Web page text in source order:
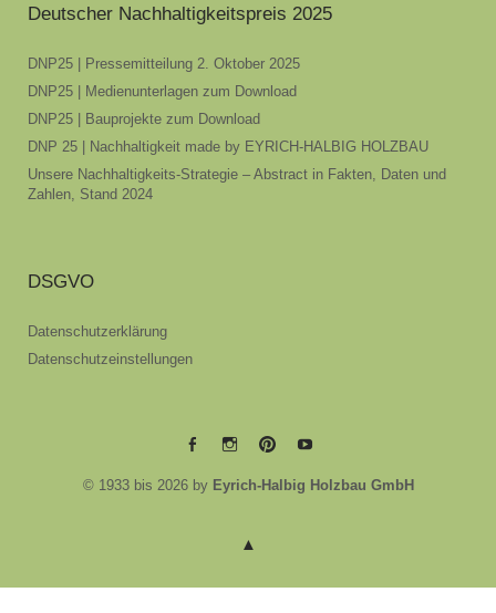
Deutscher Nachhaltigkeitspreis 2025
DNP25 | Pressemitteilung 2. Oktober 2025
DNP25 | Medienunterlagen zum Download
DNP25 | Bauprojekte zum Download
DNP 25 | Nachhaltigkeit made by EYRICH-HALBIG HOLZBAU
Unsere Nachhaltigkeits-Strategie – Abstract in Fakten, Daten und
Zahlen, Stand 2024
DSGVO
Datenschutzerklärung
Datenschutzeinstellungen
EYRICH-EYRICH-EYRICH-EYRICH-
© 1933 bis 2026 by Eyrich-Halbig Holzbau GmbH